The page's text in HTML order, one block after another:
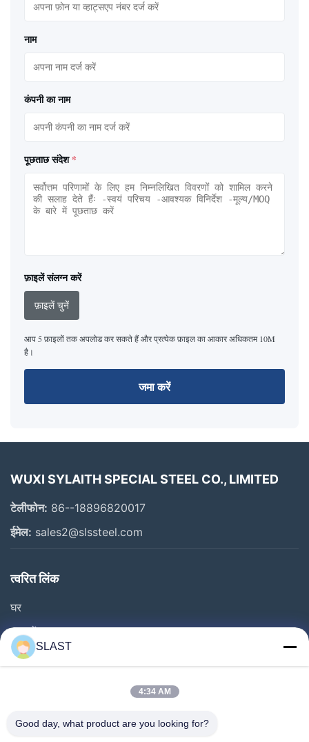
नाम
कंपनी का नाम
पूछताछ संदेश *
फ़ाइलें संलग्न करें
फ़ाइलें चुनें
आप 5 फ़ाइलों तक अपलोड कर सकते हैं और प्रत्येक फ़ाइल का आकार अधिकतम 10M
है।
जमा करें
WUXI SYLAITH SPECIAL STEEL CO., LIMITED
टेलीफोन: 86--18896820017
ईमेल: sales2@slssteel.com
त्वरित लिंक
घर
उत्पादों
वीडियो
गुणवत्ता नियंत्रण
SLAST
4:34 AM
Good day, what product are you looking for?